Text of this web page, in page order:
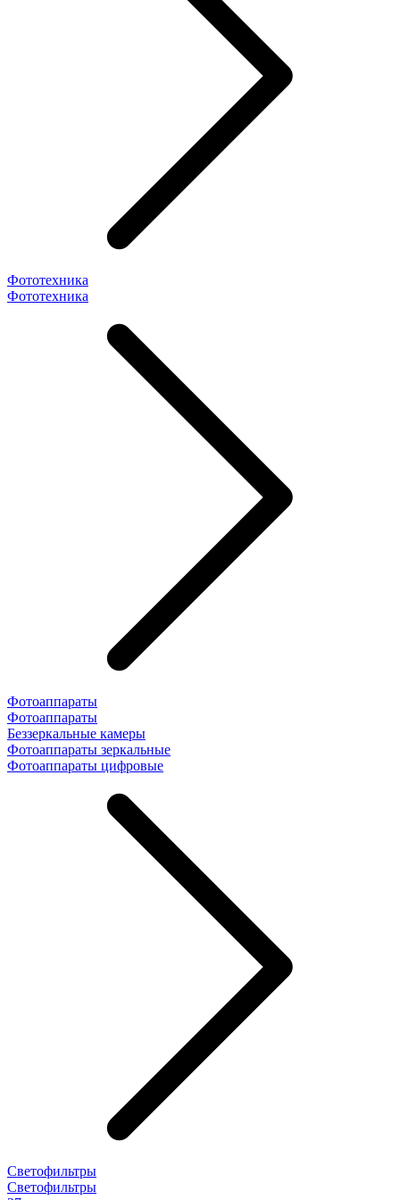
Фототехника
Фототехника
Фотоаппараты
Фотоаппараты
Беззеркальные камеры
Фотоаппараты зеркальные
Фотоаппараты цифровые
Светофильтры
Светофильтры